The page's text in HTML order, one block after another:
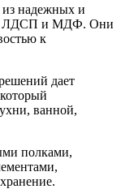
из надежных и
ЛДСП и МДФ. Они
к
дает
ванной,
полками,